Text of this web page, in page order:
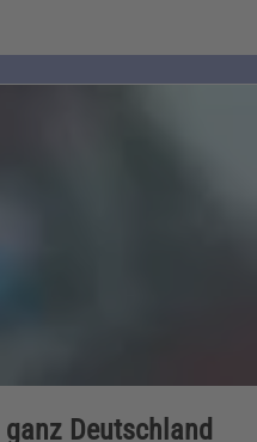
Deutschland